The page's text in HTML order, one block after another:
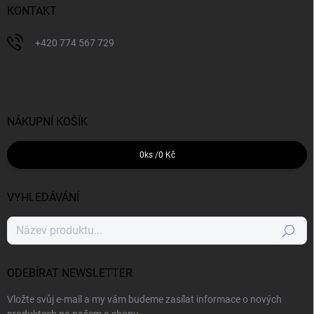
KONTAKT
+420 774 567 729
NÁKUPNÍ KOŠÍK
0 ks /0 Kč
VYHLEDÁVÁNÍ
Hledat
ODEBÍRAT NEWSLETTER
Vložte svůj e-mail a my vám budeme zasílat informace o nových